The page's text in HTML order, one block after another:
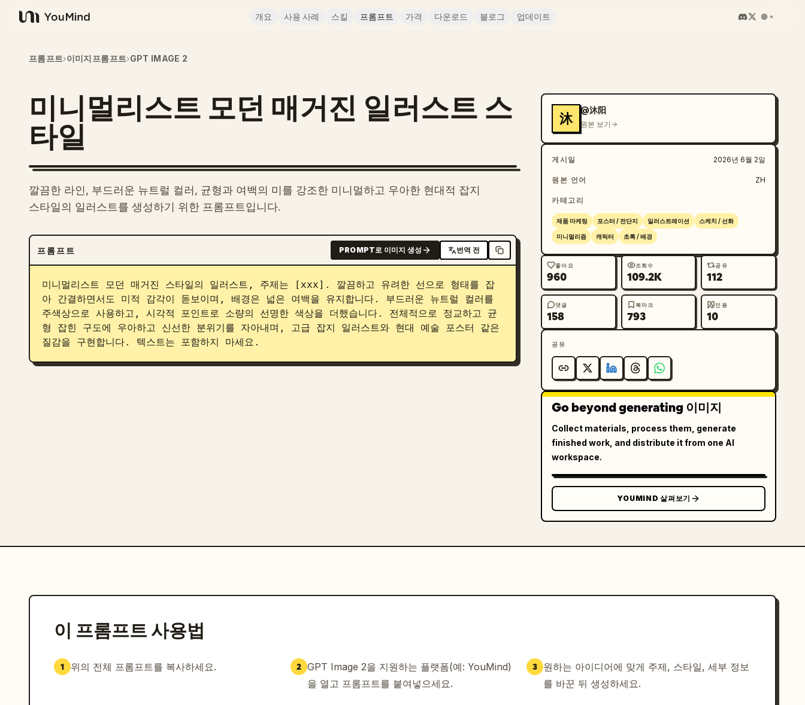
YouMind
개요 사용 사례 스킬 프롬프트 가격 다운로드 블로그 업데이트
프롬프트›이미지프롬프트›GPT IMAGE 2
미니멀리스트 모던 매거진 일러스트 스
타일
깔끔한 라인, 부드러운 뉴트럴 컬러, 균형과 여백의 미를 강조한 미니멀하고 우아한 현대적 잡지
스타일의 일러스트를 생성하기 위한 프롬프트입니다.
프롬프트 PROMPT로 이미지 생성 번역 전
미니멀리스트 모던 매거진 스타일의 일러스트, 주제는 [xxx]. 깔끔하고 유려한 선으로 형태를 잡
아 간결하면서도 미적 감각이 돋보이며, 배경은 넓은 여백을 유지합니다. 부드러운 뉴트럴 컬러를
주색상으로 사용하고, 시각적 포인트로 소량의 선명한 색상을 더했습니다. 전체적으로 정교하고 균
형 잡힌 구도에 우아하고 신선한 분위기를 자아내며, 고급 잡지 일러스트와 현대 예술 포스터 같은
질감을 구현합니다. 텍스트는 포함하지 마세요.
沐
@沐阳
원본 보기
게시일 2026년 6월 2일
원본 언어 ZH
카테고리
제품 마케팅 포스터 / 전단지 일러스트레이션 스케치 / 선화
미니멀리즘 캐릭터 초록 / 배경
좋아요
960
조회수
109.2K
공유
112
댓글
158
북마크
793
인용
10
공유
Go beyond generating 이미지
Collect materials, process them, generate
finished work, and distribute it from one AI
workspace.
YOUMIND 살펴보기
이 프롬프트 사용법
1 위의 전체 프롬프트를 복사하세요. 2 GPT Image 2을 지원하는 플랫폼(예: YouMind)
을 열고 프롬프트를 붙여넣으세요.
3
원하는 아이디어에 맞게 주제, 스타일, 세부 정보
를 바꾼 뒤 생성하세요.